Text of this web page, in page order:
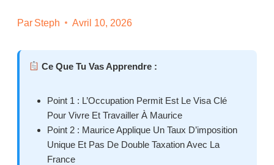
Par Steph Avril 10, 2026
Ce Que Tu Vas Apprendre :
Point 1 : L’Occupation Permit Est Le Visa Clé
Pour Vivre Et Travailler À Maurice
Point 2 : Maurice Applique Un Taux D’imposition
Unique Et Pas De Double Taxation Avec La
France